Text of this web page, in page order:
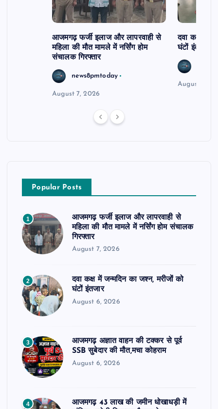
आजमगढ़ फर्जी इलाज और लापरवाही से
महिला की मौत मामले में नर्सिंग होम
संचालक गिरफ्तार
news8pmtoday
August 7, 2026
दवा कक्ष में
घंटों इंतजार
August 6,
Popular Posts
1
आजमगढ़ फर्जी इलाज और लापरवाही से
महिला की मौत मामले में नर्सिंग होम संचालक
गिरफ्तार
August 7, 2026
2
दवा कक्ष में जन्मदिन का जश्न, मरीजों को
घंटों इंतजार
August 6, 2026
3
आजमगढ़ अज्ञात वाहन की टक्कर से पूर्व
SSB सुबेदार की मौत,मचा कोहराम
August 6, 2026
4
आजमगढ़ 43 लाख की जमीन धोखाधड़ी में